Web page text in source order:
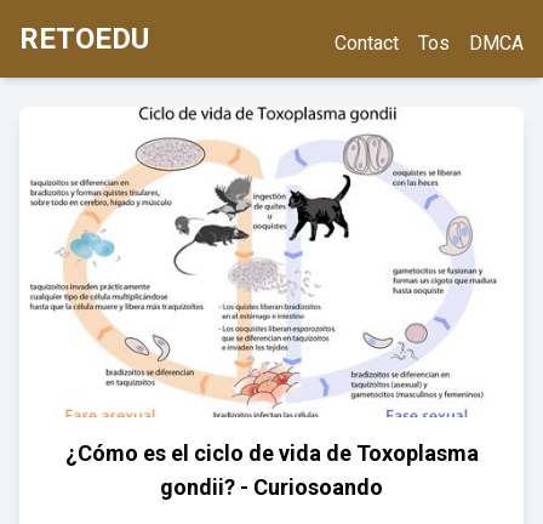
RETOEDU Contact Tos DMCA
¿Cómo es el ciclo de vida de Toxoplasma
gondii? - Curiosoando